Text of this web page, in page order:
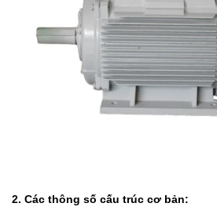
2. Các thông số cấu trúc cơ bản: